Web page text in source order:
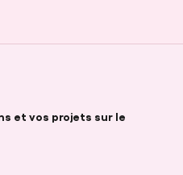
et vos projets sur le